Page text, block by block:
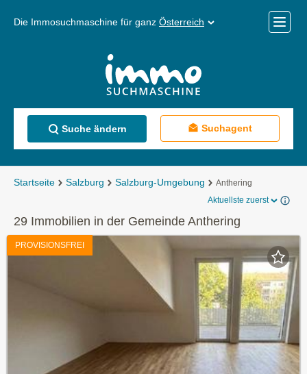
Die Immosuchmaschine für ganz Österreich
Menü
Suche ändern Suchagent
Startseite Salzburg Salzburg-Umgebung
Anthering
Aktuellste zuerst
29 Immobilien in der Gemeinde Anthering
PROVISIONSFREI